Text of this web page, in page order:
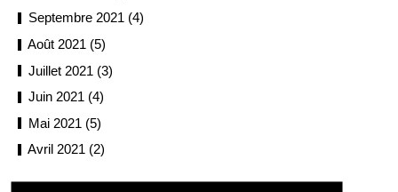
Septembre 2021 (4)
Août 2021 (5)
Juillet 2021 (3)
Juin 2021 (4)
Mai 2021 (5)
Avril 2021 (2)